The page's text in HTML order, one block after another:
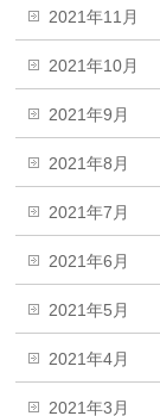
2021年11月
2021年10月
2021年9月
2021年8月
2021年7月
2021年6月
2021年5月
2021年4月
2021年3月